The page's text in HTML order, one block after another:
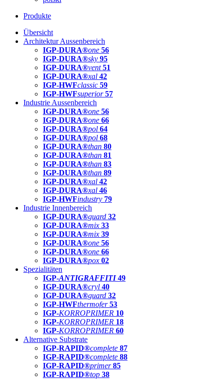
Produkte
Übersicht
Architektur Aussenbereich
IGP-DURA®one 56
IGP-DURA®sky 95
IGP-DURA®vent 51
IGP-DURA®xal 42
IGP-HWFclassic 59
IGP-HWFsuperior 57
Industrie Aussenbereich
IGP-DURA®one 56
IGP-DURA®one 66
IGP-DURA®pol 64
IGP-DURA®pol 68
IGP-DURA®than 80
IGP-DURA®than 81
IGP-DURA®than 83
IGP-DURA®than 89
IGP-DURA®xal 42
IGP-DURA®xal 46
IGP-HWFindustry 79
Industrie Innenbereich
IGP-DURA®guard 32
IGP-DURA®mix 33
IGP-DURA®mix 39
IGP-DURA®one 56
IGP-DURA®one 66
IGP-DURA®pox 02
Spezialitäten
IGP-ANTIGRAFFITI49
IGP-DURA®cryl 40
IGP-DURA®guard 32
IGP-HWFthermofer 53
IGP-KORROPRIMER 10
IGP-KORROPRIMER 18
IGP-KORROPRIMER 60
Alternative Substrate
IGP-RAPID®complete 87
IGP-RAPID®complete 88
IGP-RAPID®primer 85
IGP-RAPID®top 38